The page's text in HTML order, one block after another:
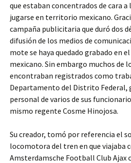
que estaban concentrados de cara a
jugarse en territorio mexicano.
campaña publicitaria que duró dos
difusión de los medios de
mote se haya quedado grabado en
mexicano. Sin embargo muchos de
encontraban registrados como
Departamento del Distrito Federal,
personal de varios de sus
mismo regente Cosme Hinojosa.
Su creador, tomó por referencia el
locomotora del tren en que viajaba
Amsterdamsche Football Club Ajax